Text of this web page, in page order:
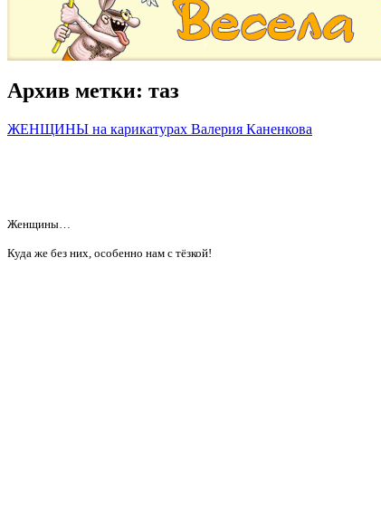
Архив метки: таз
ЖЕНЩИНЫ на карикатурах Валерия Каненкова
Женщины…
Куда же без них, особенно нам с тёзкой!